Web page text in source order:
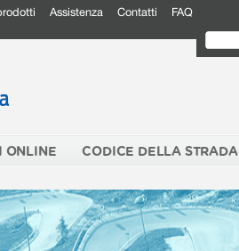
Assistenza Contatti FAQ
ONLINE CODICE DELLA STRADA